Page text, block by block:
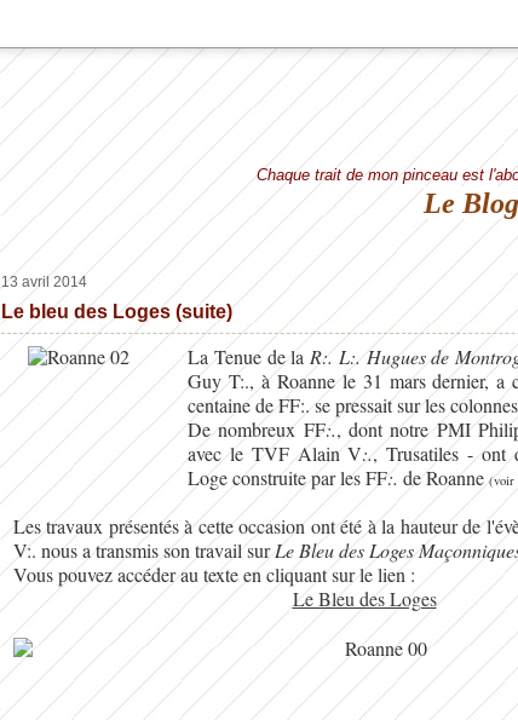
Chaque trait de mon pinceau est
Le
13 avril 2014
Le bleu des Loges (suite)
La Tenue de la R:. L:. Hugues de
Guy T:., à Roanne le 31 mars dernier, a
centaine de FF:. se pressait sur les
De nombreux FF:., dont notre PMI
avec le TVF Alain V:., Trusatiles - ont
Loge construite par les FF:. de Roanne (voir
Les travaux présentés à cette occasion ont été à la hauteur de
V:. nous a transmis son travail surLe Bleu des Loges
Vous pouvez accéder au texte en cliquant sur le lien :
Le Bleu des Loges